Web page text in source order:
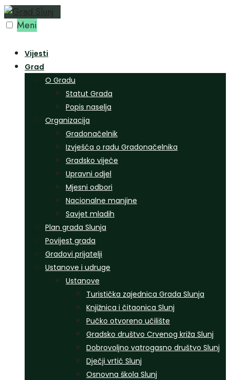
Preskoči
na Meni
Vijesti
Grad
O Gradu
Statut Grada
Popis naselja
Organizacija
Gradonačelnik
Izvješća o radu Gradonačelnika
Gradsko vijeće
Upravni odjel
Mjesni odbori
Nacionalne manjine
Savjet mladih
Plan grada Slunja
Povijest grada
Gradovi prijatelji
Ustanove i udruge
Ustanove
Turistička zajednica Grada Slunja
Knjižnica i čitaonica Slunj
Pučko otvoreno učilište
Gradsko društvo Crvenog križa Slunj
Dobrovoljno vatrogasno društvo Slunj
Dječji vrtić Slunj
Osnovna škola Slunj